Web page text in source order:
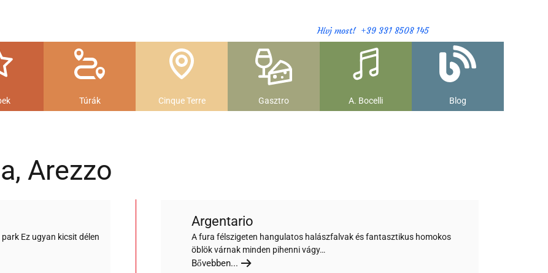
Hívj most! +39 331 8508 145
Túrák Cinque Terre Gasztro A. Bocelli Blog
Arezzo
Ez ugyan kicsit délen
Argentario
A fura félszigeten hangulatos halászfalvak és fantasztikus homokos
öblök várnak minden pihenni vágy…
Bővebben...